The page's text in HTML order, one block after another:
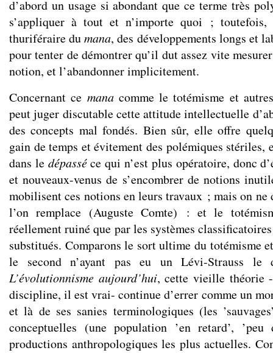
d’abord un usage si abondant que ce terme très
s’appliquer à tout et n’importe quoi ;
thuriféraire dumana, des développements longs et
pour tenter de démontrer qu’il dut assez vite
notion, et l’abandonner implicitement.
Concernant ce manacomme le totémisme et
peut juger discutable cette attitude intellectuelle
des concepts mal fondés. Bien sûr, elle offre
gain de temps et évitement des polémiques
dans le dépasséce qui n’est plus opératoire, donc
et nouveaux-venus de s’encombrer de notions
mobilisent ces notions en leurs travaux ; mais on ne
l’on remplace (Auguste Comte) : et le
réellement ruiné que par les systèmes
substitués. Comparons le sort ultime du totémisme
le second n’ayant pas eu un Lévi-Strauss le
L’évolutionnisme aujourd’hui, cette vieille théorie
discipline, il est vrai- continue d’errer comme un
et là de ses sanies terminologiques (les
conceptuelles (une population ’en retard’, ’peu
productions anthropologiques les plus actuelles.